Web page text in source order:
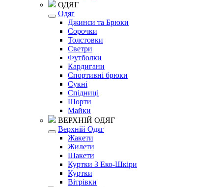
ОДЯГ
Одяг
Джинси та Брюки
Сорочки
Толстовки
Светри
Футболки
Кардигани
Спортивні брюки
Сукні
Спідниці
Шорти
Майки
ВЕРХНІЙ ОДЯГ
Верхній Одяг
Жакети
Жилети
Шакети
Куртки З Еко-Шкіри
Куртки
Вітрівки